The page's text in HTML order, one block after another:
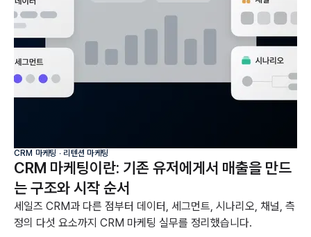
CRM 마케팅 ∙ 리텐션 마케팅
CRM 마케팅이란: 기존 유저에게서 매출을 만드
는 구조와 시작 순서
세일즈 CRM과 다른 점부터 데이터, 세그먼트, 시나리오, 채널, 측
정의 다섯 요소까지 CRM 마케팅 실무를 정리했습니다.